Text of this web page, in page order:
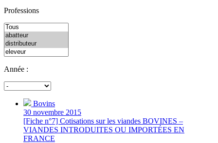
Professions
Année :
Bovins
30 novembre 2015
[Fiche n°7] Cotisations sur les viandes BOVINES –
VIANDES INTRODUITES OU IMPORTÉES EN
FRANCE